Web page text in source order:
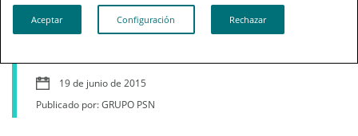
Pagar la declaración de
19 de junio de 2015
Publicado por: GRUPO PSN
Aceptar Configuración Rechazar